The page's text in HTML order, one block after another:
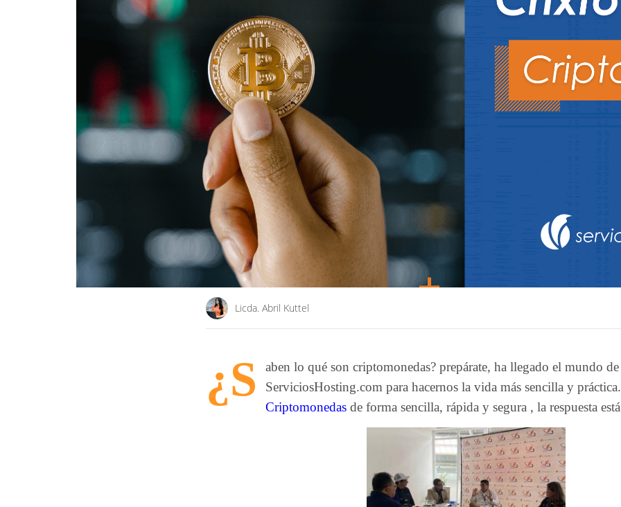
Licda. Abril Kuttel
¿S
aben lo qué son criptomonedas? prepárate, ha llegado el mundo
ServiciosHosting.com para hacernos la vida más sencilla y
Criptomonedas de forma sencilla, rápida y segura , la respuesta